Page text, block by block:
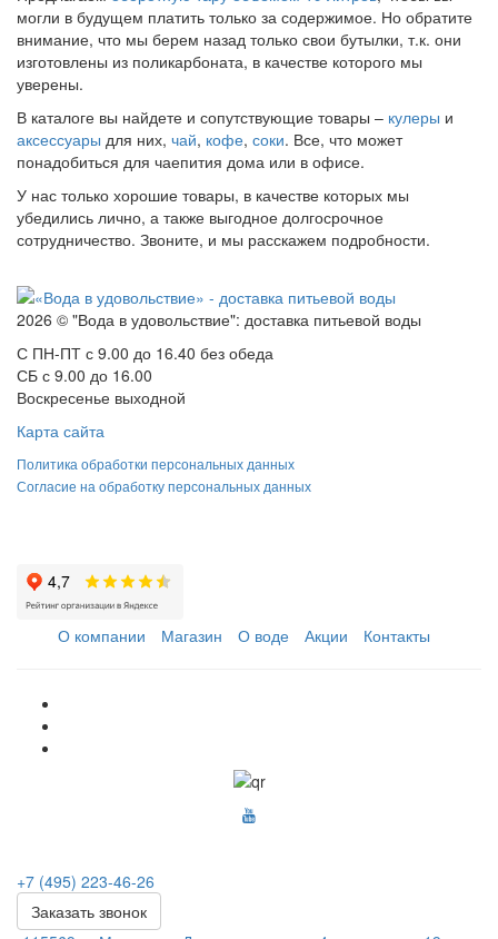
могли в будущем платить только за содержимое. Но обратите
внимание, что мы берем назад только свои бутылки, т.к. они
изготовлены из поликарбоната, в качестве которого мы
уверены.
В каталоге вы найдете и сопутствующие товары – кулеры и
аксессуары для них, чай, кофе, соки. Все, что может
понадобиться для чаепития дома или в офисе.
У нас только хорошие товары, в качестве которых мы
убедились лично, а также выгодное долгосрочное
сотрудничество. Звоните, и мы расскажем подробности.
2026 © "Вода в удовольствие": доставка питьевой воды
С ПН-ПТ с 9.00 до 16.40 без обеда
СБ с 9.00 до 16.00
Воскресенье выходной
Карта сайта
Политика обработки персональных данных
Согласие на обработку персональных данных
О компании Магазин О воде Акции Контакты
+7 (495) 223-46-26
Заказать звонок